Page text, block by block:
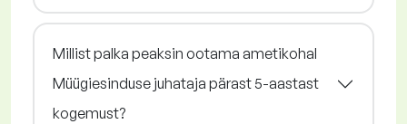
Millist palka peaksin ootama ametikohal
Müügiesinduse juhataja pärast 5-aastast
kogemust?